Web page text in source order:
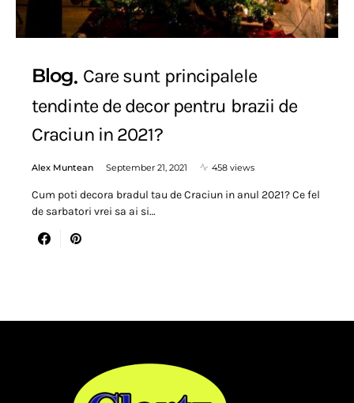
Blog Care sunt principalele
tendinte de decor pentru brazii de
Craciun in 2021?
Alex Muntean September 21, 2021 458 views
Cum poti decora bradul tau de Craciun in anul 2021? Ce fel
de sarbatori vrei sa ai si…